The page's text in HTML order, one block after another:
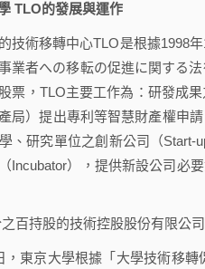
TLO的發展與運作
術移轉中心TLO是根據1998年
業者への移転の促進に関する
票，TLO主要工作為：研發成
局）提出專利等智慧財產權申
、研究單位之創新公司（
Incubator），提供新設公司必
百持股的技術控股股份有限公司
京大學根據「大學技術移轉